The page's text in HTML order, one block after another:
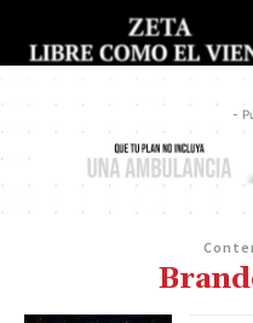
-